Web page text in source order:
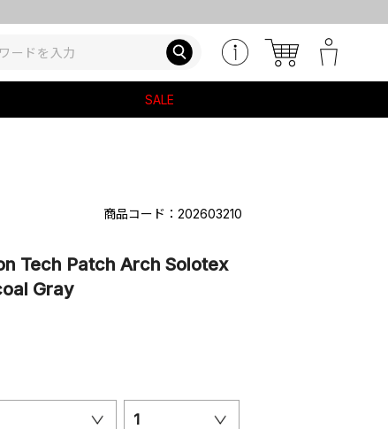
SALE
商品コード：202603210
Tech Patch Arch Solotex
Gray
1